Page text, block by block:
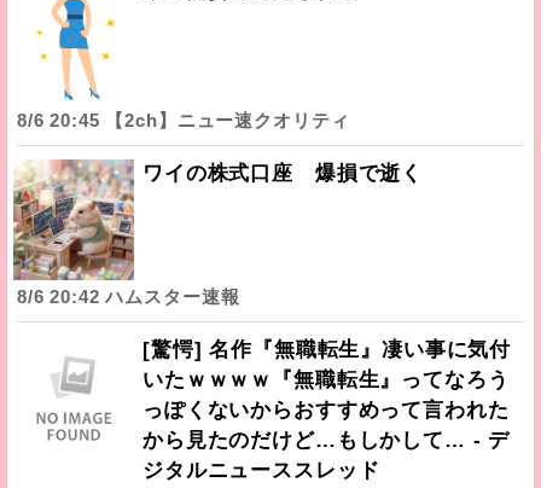
8/6 20:45 【2ch】ニュー速クオリティ
ワイの株式口座 爆損で逝く
8/6 20:42 ハムスター速報
[驚愕] 名作『無職転生』凄い事に気付
いたｗｗｗｗ『無職転生』ってなろう
っぽくないからおすすめって言われた
から見たのだけど…もしかして… - デ
ジタルニューススレッド